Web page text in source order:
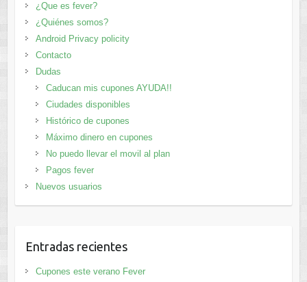
¿Que es fever?
¿Quiénes somos?
Android Privacy policity
Contacto
Dudas
Caducan mis cupones AYUDA!!
Ciudades disponibles
Histórico de cupones
Máximo dinero en cupones
No puedo llevar el movil al plan
Pagos fever
Nuevos usuarios
Entradas recientes
Cupones este verano Fever